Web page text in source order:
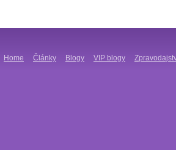
Home Články Blogy VIP blogy